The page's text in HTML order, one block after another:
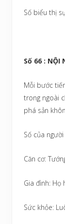
Số biểu thị
Số 66 : NỘI
Mỗi bước
trong ngoài
phá sản
Số của
Căn cơ:
Gia đình: Họ
Sức khỏe: